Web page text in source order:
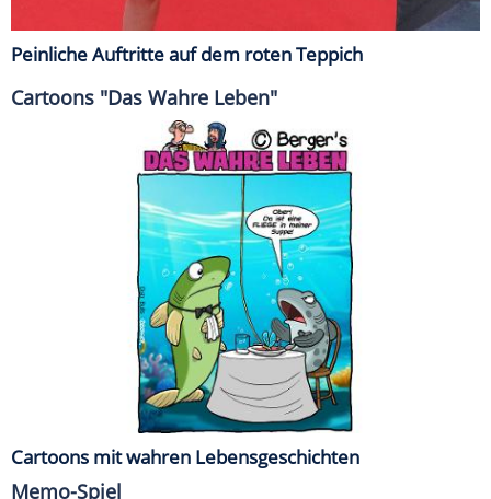
Peinliche Auftritte auf dem roten Teppich
Cartoons "Das Wahre Leben"
Cartoons mit wahren Lebensgeschichten
Memo-Spiel